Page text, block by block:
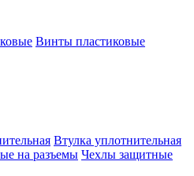
Винты пластиковые
Втулка уплотнительная
Чехлы защитные